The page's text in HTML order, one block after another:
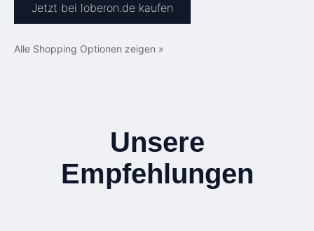
Jetzt bei loberon.de kaufen
Alle Shopping Optionen zeigen »
Unsere
Empfehlungen